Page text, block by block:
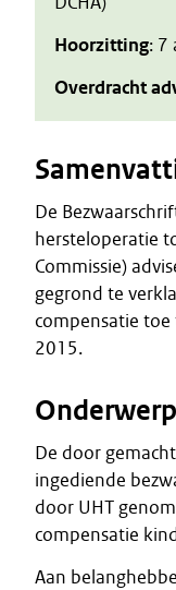
Hoorzitting: 7
Overdracht
De
hersteloperatie
Commissie)
gegrond te
compensatie
2015.
De door
ingediende
door UHT
compensatie
Aan